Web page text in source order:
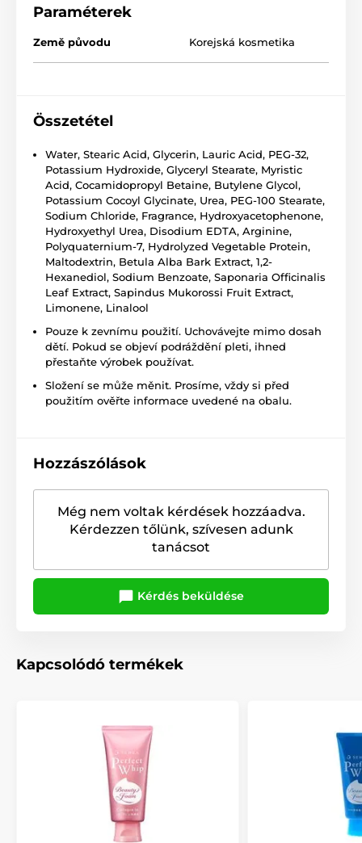
Paraméterek
Země původu Korejská kosmetika
Összetétel
Water, Stearic Acid, Glycerin, Lauric Acid, PEG-32,
Potassium Hydroxide, Glyceryl Stearate, Myristic
Acid, Cocamidopropyl Betaine, Butylene Glycol,
Potassium Cocoyl Glycinate, Urea, PEG-100 Stearate,
Sodium Chloride, Fragrance, Hydroxyacetophenone,
Hydroxyethyl Urea, Disodium EDTA, Arginine,
Polyquaternium-7, Hydrolyzed Vegetable Protein,
Maltodextrin, Betula Alba Bark Extract, 1,2-
Hexanediol, Sodium Benzoate, Saponaria Officinalis
Leaf Extract, Sapindus Mukorossi Fruit Extract,
Limonene, Linalool
Pouze k zevnímu použití. Uchovávejte mimo dosah
dětí. Pokud se objeví podráždění pleti, ihned
přestaňte výrobek používat.
Složení se může měnit. Prosíme, vždy si před
použitím ověřte informace uvedené na obalu.
Hozzászólások
Még nem voltak kérdések hozzáadva.
Kérdezzen tőlünk, szívesen adunk
tanácsot
Kérdés beküldése
Kapcsolódó termékek